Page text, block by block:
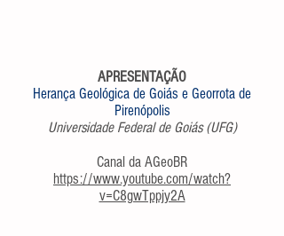
APRESENTAÇÃO
Herança Geológica de Goiás e Georrota de
Pirenópolis
Universidade Federal de Goiás (UFG)
Canal da AGeoBR
https://www.youtube.com/watch?
v=C8gwTppjy2A